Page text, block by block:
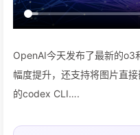
OpenAI今天发布了最新的
幅度提升，还支持将图片直
的codex CLI….